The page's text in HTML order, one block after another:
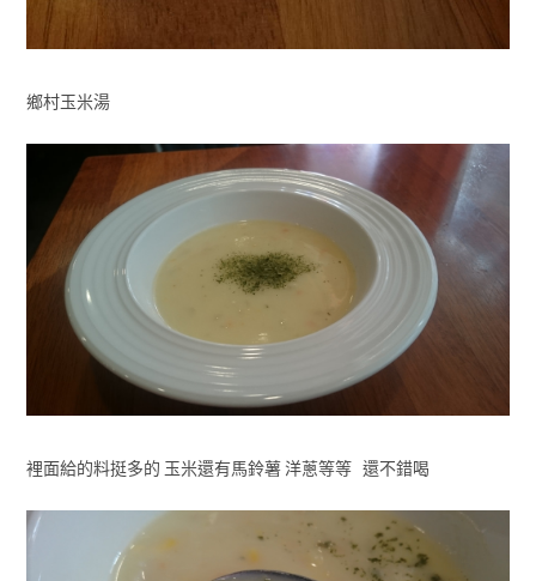
鄉村玉米湯
裡面給的料挺多的 玉米還有馬鈴薯 洋蔥等等 還不錯喝